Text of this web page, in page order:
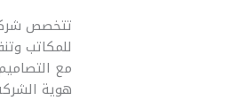
تتخصص
للمكاتب
مع
هوية